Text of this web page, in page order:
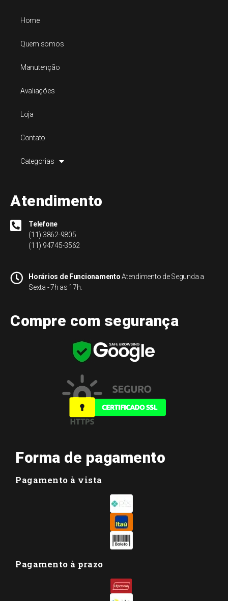
Home
Quem somos
Manutenção
Avaliações
Loja
Contato
Categorias
Atendimento
Telefone
(11) 3862-9805
(11) 94745-3562
Horários de FuncionamentoAtendimento de Segunda a
Sexta - 7h as 17h.
Compre com segurança
Forma de pagamento
Pagamento à vista
Pagamento à prazo